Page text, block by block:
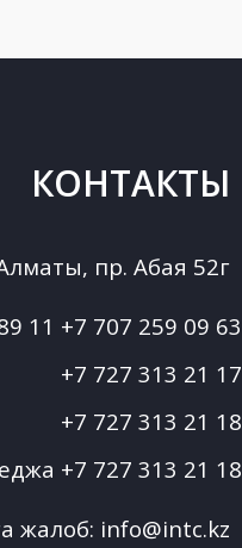
КОНТАКТЫ
пр. Абая 52г
11 +7 707 259 09 63
+7 727 313 21 17
+7 727 313 21 18
+7 727 313 21 18
жалоб: info@intc.kz